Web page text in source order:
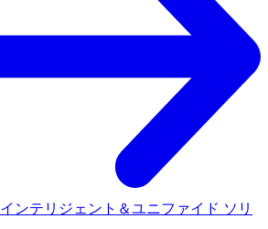
インテリジェント＆ユニファイド ソリ